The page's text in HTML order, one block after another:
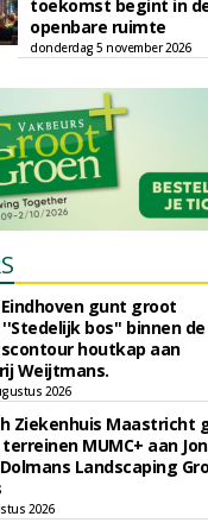
toekomst begint in
openbare ruimte
donderdag 5 november 2026
gunt groot
bos'' binnen de
houtkap aan
Weijtmans.
2026
Ziekenhuis Maastricht
MUMC+ aan
Landscaping
2026